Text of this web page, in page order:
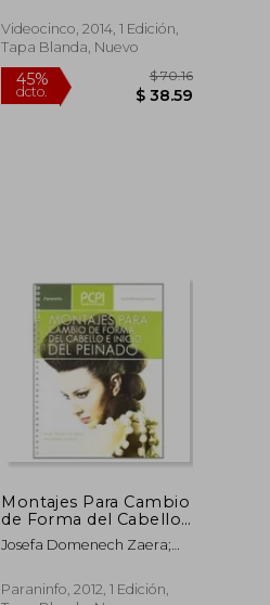
$ 47.31
$ 26.02
Videocinco, 2014, 1 Edición,
Tapa Blanda, Nuevo
45%
dcto.
Montajes Para Cambio
de Forma del Cabello
e Inicio del Peinado
Josefa Domenech Zaera;
Paraninfo, 2012, 1 Edición,